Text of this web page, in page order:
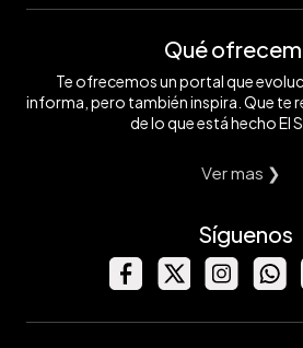
Qué
Te ofrecemos un portal que
informa, pero también inspira. Que te
de lo que está hecho El
Ver mas ❯
Síguenos